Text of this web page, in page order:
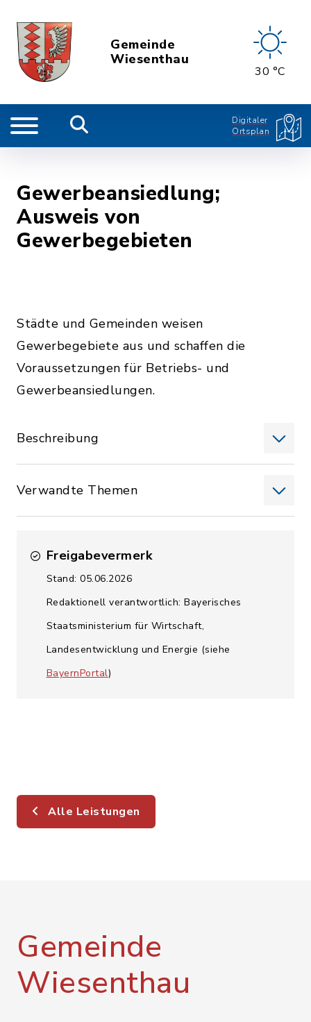
Gemeinde
Wiesenthau
30 °C
Digitaler
Ortsplan
Gewerbeansiedlung;
Ausweis von
Gewerbegebieten
Städte und Gemeinden weisen
Gewerbegebiete aus und schaffen die
Voraussetzungen für Betriebs- und
Gewerbeansiedlungen.
Beschreibung
Verwandte Themen
Freigabevermerk
Stand: 05.06.2026
Redaktionell verantwortlich: Bayerisches
Staatsministerium für Wirtschaft,
Landesentwicklung und Energie (siehe
BayernPortal)
Alle Leistungen
Gemeinde
Wiesenthau